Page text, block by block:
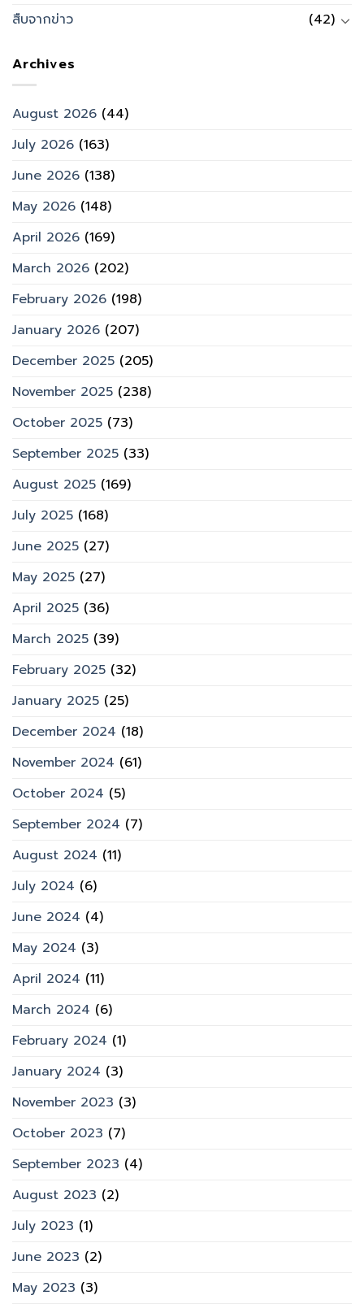
สืบจากข่าว
(42)
Archives
August 2026 (44)
July 2026 (163)
June 2026 (138)
May 2026 (148)
April 2026 (169)
March 2026 (202)
February 2026 (198)
January 2026 (207)
December 2025 (205)
November 2025 (238)
October 2025 (73)
September 2025 (33)
August 2025 (169)
July 2025 (168)
June 2025 (27)
May 2025 (27)
April 2025 (36)
March 2025 (39)
February 2025 (32)
January 2025 (25)
December 2024 (18)
November 2024 (61)
October 2024 (5)
September 2024 (7)
August 2024 (11)
July 2024 (6)
June 2024 (4)
May 2024 (3)
April 2024 (11)
March 2024 (6)
February 2024 (1)
January 2024 (3)
November 2023 (3)
October 2023 (7)
September 2023 (4)
August 2023 (2)
July 2023 (1)
June 2023 (2)
May 2023 (3)